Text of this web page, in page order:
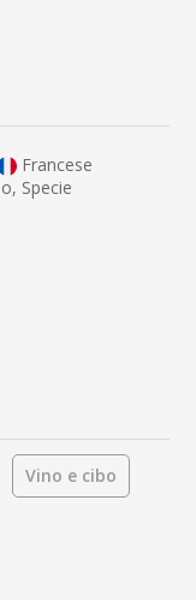
Francese
Specie
Vino e cibo